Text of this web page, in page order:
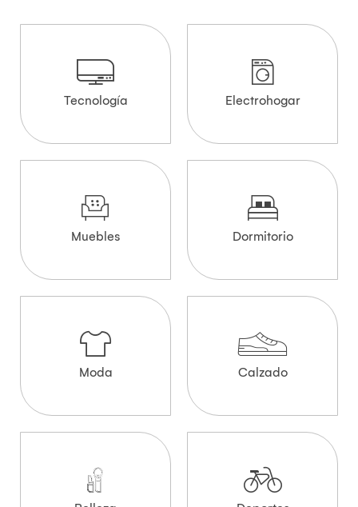
Tecnología Electrohogar
Muebles Dormitorio
Moda Calzado